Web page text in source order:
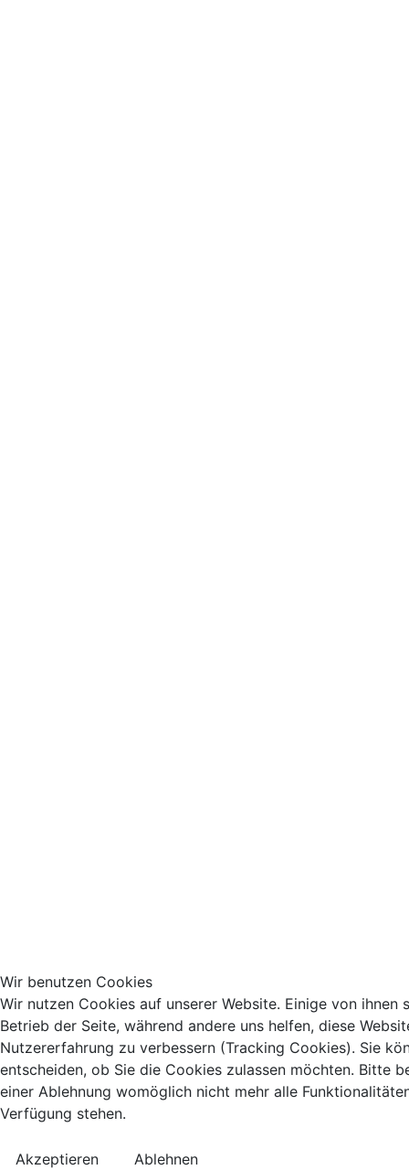
Wir benutzen Cookies
Wir nutzen Cookies auf unserer Website. Einige von ihnen
Betrieb der Seite, während andere uns helfen, diese
Nutzererfahrung zu verbessern (Tracking Cookies). Sie
entscheiden, ob Sie die Cookies zulassen möchten. Bitte
einer Ablehnung womöglich nicht mehr alle
Verfügung stehen.
Akzeptieren Ablehnen